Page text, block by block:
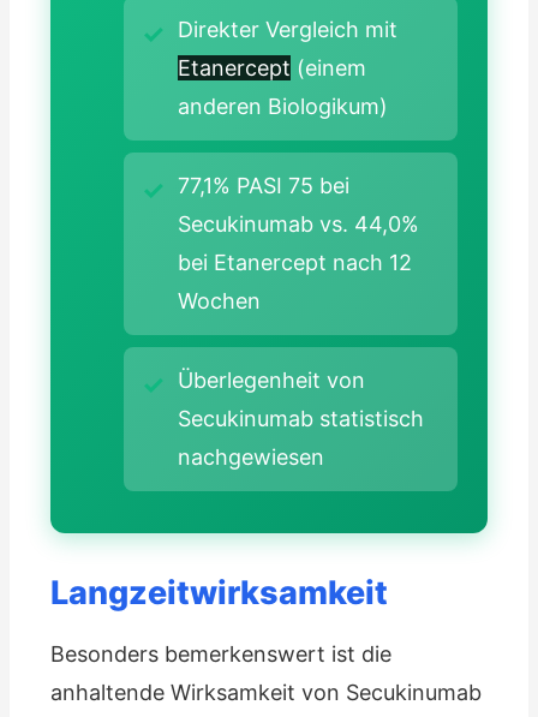
Direkter Vergleich mit
Etanercept (einem
anderen Biologikum)
77,1% PASI 75 bei
Secukinumab vs. 44,0%
bei Etanercept nach 12
Wochen
Überlegenheit von
Secukinumab statistisch
nachgewiesen
Langzeitwirksamkeit
Besonders bemerkenswert ist die
anhaltende Wirksamkeit von Secukinumab